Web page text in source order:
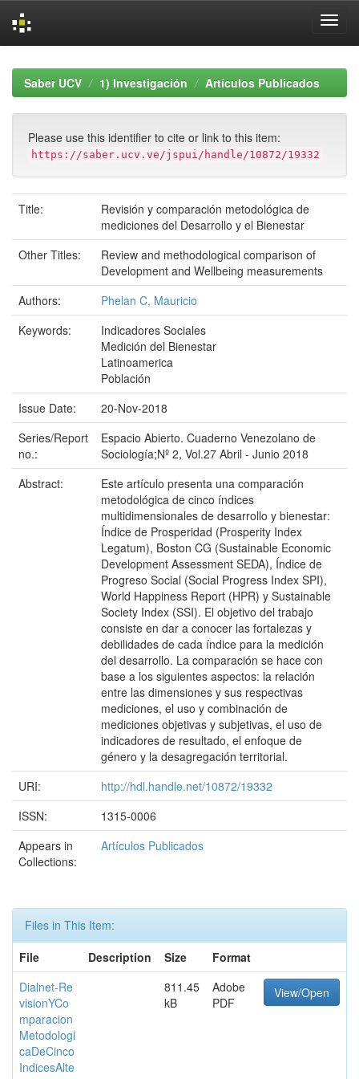
navigationSaber UCV 1) Investigación Artículos Publicados
Please use this identifier to cite or link to this item:
https://saber.ucv.ve/jspui/handle/10872/19332
Title:
Revisión y comparación metodológica de
mediciones del Desarrollo y el Bienestar
Other Titles:
Review and methodological comparison of
Development and Wellbeing measurements
Authors:
Phelan C, Mauricio
Keywords:
Indicadores Sociales
Medición del Bienestar
Latinoamerica
Población
Issue Date:
20-Nov-2018
Series/Report
no.:
Espacio Abierto. Cuaderno Venezolano de
Sociología;Nº 2, Vol.27 Abril - Junio 2018
Abstract:
Este artículo presenta una comparación
metodológica de cinco índices
multidimensionales de desarrollo y bienestar:
Índice de Prosperidad (Prosperity Index
Legatum), Boston CG (Sustainable Economic
Development Assessment SEDA), Índice de
Progreso Social (Social Progress Index SPI),
World Happiness Report (HPR) y Sustainable
Society Index (SSI). El objetivo del trabajo
consiste en dar a conocer las fortalezas y
debilidades de cada índice para la medición
del desarrollo. La comparación se hace con
base a los siguientes aspectos: la relación
entre las dimensiones y sus respectivas
mediciones, el uso y combinación de
mediciones objetivas y subjetivas, el uso de
indicadores de resultado, el enfoque de
género y la desagregación territorial.
URI:
http://hdl.handle.net/10872/19332
ISSN:
1315-0006
Appears in
Collections:
Artículos Publicados
Files in This Item:
File
Description Size
Format
Dialnet-Re
visionYCo
mparacion
Metodologi
caDeCinco
IndicesAlte
811.45
kB
Adobe
PDF
View/Open